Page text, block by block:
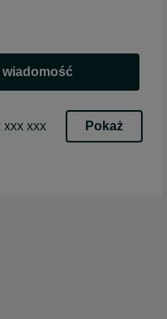
wiadomość
xxx xxx Pokaż